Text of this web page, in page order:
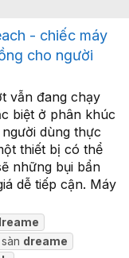
- chiếc máy
cho người
vẫn đang chạy
biệt ở phân khúc
dùng thực
thiết bị có thể
những bụi bẩn
dễ tiếp cận. Máy
dreame